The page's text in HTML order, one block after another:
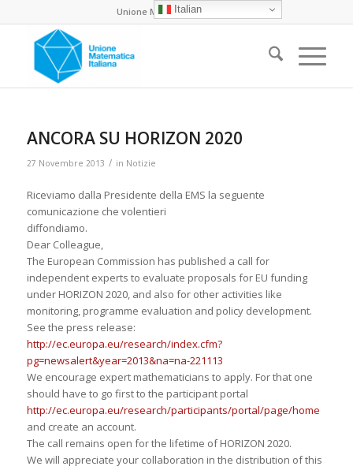
Unione Matematica Italiana
ANCORA SU HORIZON 2020
27 Novembre 2013 / in Notizie
Riceviamo dalla Presidente della EMS la seguente
comunicazione che volentieri
diffondiamo.
Dear Colleague,
The European Commission has published a call for
independent experts to evaluate proposals for EU funding
under HORIZON 2020, and also for other activities like
monitoring, programme evaluation and policy development.
See the press release:
http://ec.europa.eu/research/index.cfm?
pg=newsalert&year=2013&na=na-221113
We encourage expert mathematicians to apply. For that one
should have to go first to the participant portal
http://ec.europa.eu/research/participants/portal/page/home
and create an account.
The call remains open for the lifetime of HORIZON 2020.
We will appreciate your collaboration in the distribution of this
Italian